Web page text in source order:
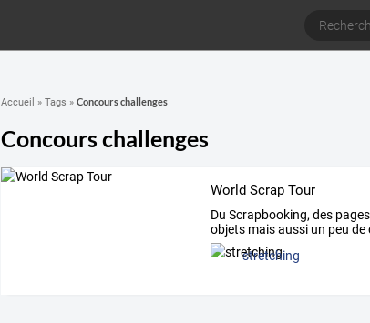
Accueil » Tags » Concours challenges
Concours challenges
World Scrap Tour
Du Scrapbooking, des
objets mais aussi un peu de
stretching